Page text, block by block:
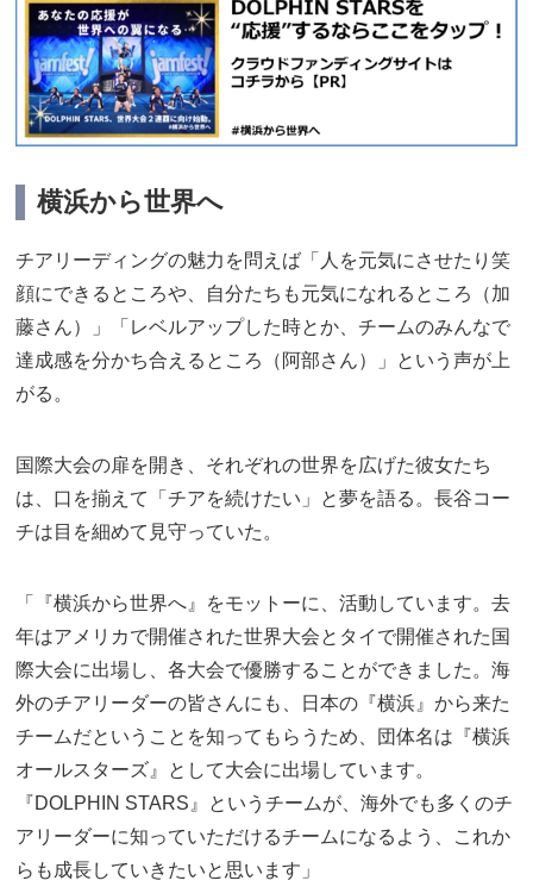
横浜から世界へ
チアリーディングの魅力を問えば「人を元気にさせたり笑
顔にできるところや、自分たちも元気になれるところ（加
藤さん）」「レベルアップした時とか、チームのみんなで
達成感を分かち合えるところ（阿部さん）」という声が上
がる。
国際大会の扉を開き、それぞれの世界を広げた彼女たち
は、口を揃えて「チアを続けたい」と夢を語る。長谷コー
チは目を細めて見守っていた。
「『横浜から世界へ』をモットーに、活動しています。去
年はアメリカで開催された世界大会とタイで開催された国
際大会に出場し、各大会で優勝することができました。海
外のチアリーダーの皆さんにも、日本の『横浜』から来た
チームだということを知ってもらうため、団体名は『横浜
オールスターズ』として大会に出場しています。
『DOLPHIN STARS』というチームが、海外でも多くのチ
アリーダーに知っていただけるチームになるよう、これか
らも成長していきたいと思います」